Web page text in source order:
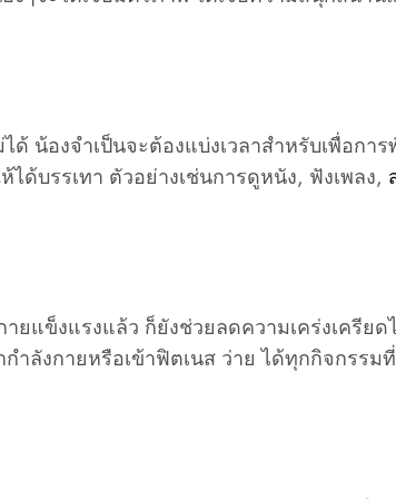
ด้ น้องจำเป็นจะต้องแบ่งเวลาสำหรับเพื่อก
ด้บรรเทา ตัวอย่างเช่นการดูหนัง, ฟังเพลง,
ยแข็งแรงแล้ว ก็ยังช่วยลดความเคร่งเครี
กำลังกายหรือเข้าฟิตเนส ว่าย ได้ทุกกิจกร